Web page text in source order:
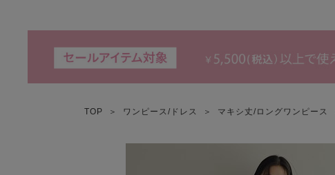
TOP ＞ ワンピース/ドレス ＞ マキシ丈/ロングワンピース